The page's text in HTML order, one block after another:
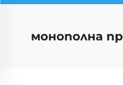
монополна